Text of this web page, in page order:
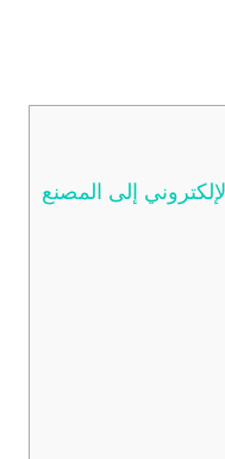
إلى المصنع